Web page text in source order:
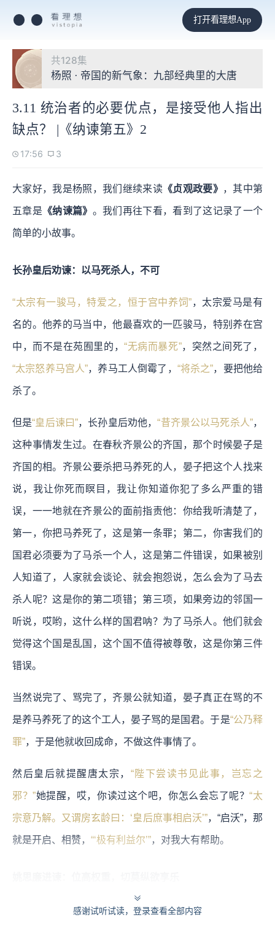
打开看理想App
共128集
杨照 · 帝国的新气象：九部经典里的大唐
3.11 统治者的必要优点，是接受他人指出
缺点？ |《纳谏第五》2
17:56 3
大家好，我是杨照，我们继续来读 《贞观政要》 ，其中第
五章是 《纳谏篇》 。我们再往下看，看到了这记录了一个
简单的小故事。
长孙皇后劝谏：以马死杀人，不可
“太宗有一骏马，特爱之，恒于宫中养饲”，太宗爱马是有
名的。他养的马当中，他最喜欢的一匹骏马，特别养在宫
中，而不是在苑囿里的，“无病而暴死”，突然之间死了，
“太宗怒养马宫人”，养马工人倒霉了， “将杀之”，要把他给
杀了。
但是“皇后谏曰”，长孙皇后劝他，“昔齐景公以马死杀人”，
这种事情发生过。在春秋齐景公的齐国，那个时候晏子是
齐国的相。齐景公要杀把马养死的人，晏子把这个人找来
说，我让你死而瞑目，我让你知道你犯了多么严重的错
误，一一地就在齐景公的面前指责他：你给我听清楚了，
第一，你把马养死了，这是第一条罪；第二，你害我们的
国君必须要为了马杀一个人，这是第二件错误，如果被别
人知道了，人家就会谈论、就会抱怨说，怎么会为了马去
杀人呢？这是你的第二项错；第三项，如果旁边的邻国一
听说，哎哟，这什么样的国君呐？为了马杀人。他们就会
觉得这个国是乱国，这个国不值得被尊敬，这是你第三件
错误。
当然说完了、骂完了，齐景公就知道，晏子真正在骂的不
是养马养死了的这个工人，晏子骂的是国君。于是“公乃释
罪”，于是他就收回成命，不做这件事情了。
然后皇后就提醒唐太宗， “陛下尝读书见此事，岂忘之
邪？”她提醒，哎，你读过这个吧，你怎么会忘了呢？“太
宗意乃解。又谓房玄龄曰：‘皇后庶事相启沃’”，“启沃”，那
就是开启、相赞， “‘极有利益尔’”，对我大有帮助。
感谢试听试读，登录查看全部内容